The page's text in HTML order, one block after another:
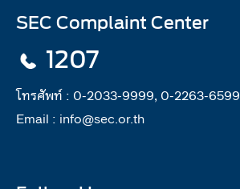
SEC Complaint Center
1207
โทรศัพท์ : 0-2033-9999, 0-2263-6599
Email : info@sec.or.th